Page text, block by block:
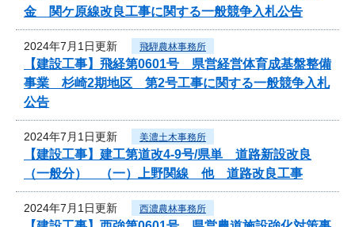
金 関ケ原線改良工事に関する一般競争入札公告
2024年7月1日更新 飛騨農林事務所
【建設工事】飛経第0601号 県営経営体育成基盤整備
事業 杉崎2期地区 第2号工事に関する一般競争入札
公告
2024年7月1日更新 美濃土木事務所
【建設工事】建工第道改4-9号/県単 道路新設改良
（一般分） （一）上野関線 他 道路改良工事
2024年7月1日更新 西濃農林事務所